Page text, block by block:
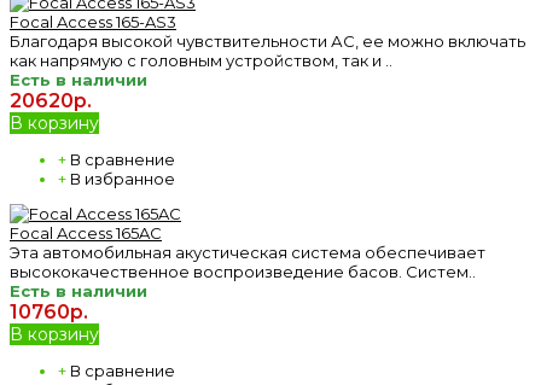
Focal Access 165-AS3
Благодаря высокой чувствительности АС, ее можно включать
как напрямую с головным устройством, так и ..
Есть в наличии
20620р.
В корзину
+ В сравнение
+ В избранное
Focal Access 165AC
Эта автомобильная акустическая система обеспечивает
высококачественное воспроизведение басов. Систем..
Есть в наличии
10760р.
В корзину
+ В сравнение